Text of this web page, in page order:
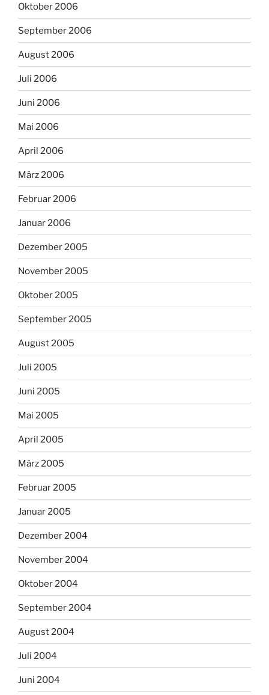
Oktober 2006
September 2006
August 2006
Juli 2006
Juni 2006
Mai 2006
April 2006
März 2006
Februar 2006
Januar 2006
Dezember 2005
November 2005
Oktober 2005
September 2005
August 2005
Juli 2005
Juni 2005
Mai 2005
April 2005
März 2005
Februar 2005
Januar 2005
Dezember 2004
November 2004
Oktober 2004
September 2004
August 2004
Juli 2004
Juni 2004